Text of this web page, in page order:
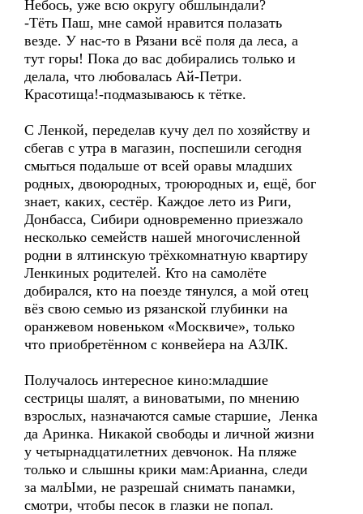
Небось, уже всю округу обшлындали?
-Тёть Паш, мне самой нравится полазать
везде. У нас-то в Рязани всё поля да леса, а
тут горы! Пока до вас добирались только и
делала, что любовалась Ай-Петри.
Красотища!-подмазываюсь к тётке.
С Ленкой, переделав кучу дел по хозяйству и
сбегав с утра в магазин, поспешили сегодня
смыться подальше от всей оравы младших
родных, двоюродных, троюродных и, ещё, бог
знает, каких, сестёр. Каждое лето из Риги,
Донбасса, Сибири одновременно приезжало
несколько семейств нашей многочисленной
родни в ялтинскую трёхкомнатную квартиру
Ленкиных родителей. Кто на самолёте
добирался, кто на поезде тянулся, а мой отец
вёз свою семью из рязанской глубинки на
оранжевом новеньком «Москвиче», только
что приобретённом с конвейера на АЗЛК.
Получалось интересное кино:младшие
сестрицы шалят, а виноватыми, по мнению
взрослых, назначаются самые старшие, Ленка
да Аринка. Никакой свободы и личной жизни
у четырнадцатилетних девчонок. На пляже
только и слышны крики мам:Арианна, следи
за малЫми, не разрешай снимать панамки,
смотри, чтобы песок в глазки не попал.